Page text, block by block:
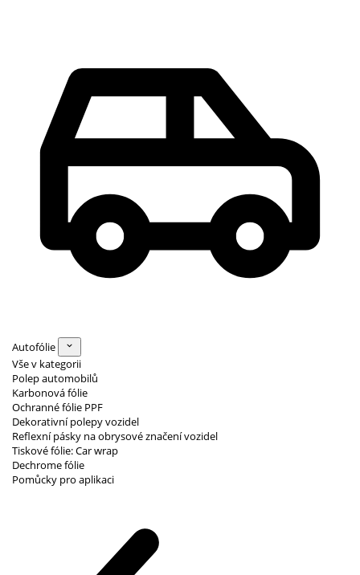
Autofólie
Vše v kategorii
Polep automobilů
Karbonová fólie
Ochranné fólie PPF
Dekorativní polepy vozidel
Reflexní pásky na obrysové značení vozidel
Tiskové fólie: Car wrap
Dechrome fólie
Pomůcky pro aplikaci